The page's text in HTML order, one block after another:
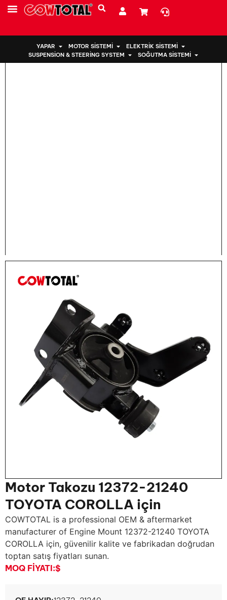
YAPAR MOTOR SISTEMI
ELEKTRIK SISTEMI
SUSPENSION & STEERING SYSTEM
SOĞUTMA SISTEMI
> Motor Takozu 12372-21240 TOYOTA COROLLA için
Motor Takozu 12372-21240
TOYOTA COROLLA için
COWTOTAL is a professional OEM & aftermarket
manufacturer of Engine Mount 12372-21240 TOYOTA
COROLLA için, güvenilir kalite ve fabrikadan doğrudan
toptan satış fiyatları sunan.
MOQ FIYATI:$